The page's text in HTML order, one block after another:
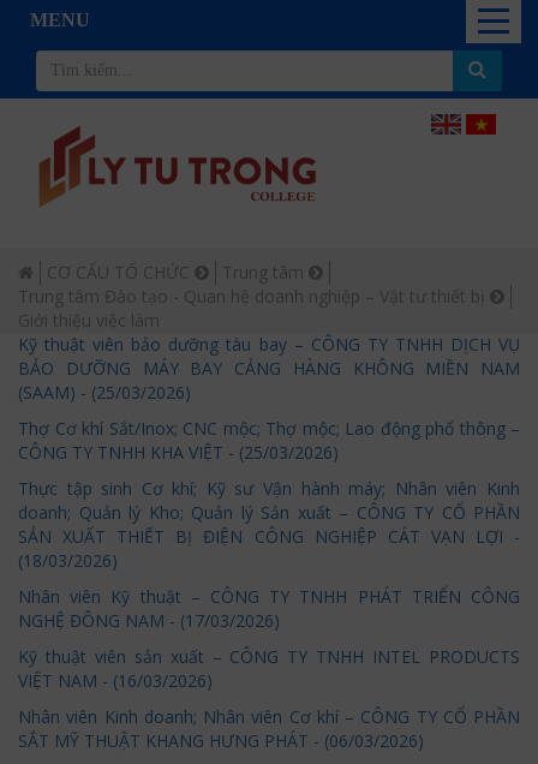
MENU
CƠ CẤU TỔ CHỨC
Trung tâm
Trung tâm Đào tạo - Quan hệ doanh nghiệp – Vật tư thiết bị
Giới thiệu việc làm
Kỹ thuật viên bảo dưỡng tàu bay – CÔNG TY TNHH DỊCH VỤ
BẢO DƯỠNG MÁY BAY CẢNG HÀNG KHÔNG MIỀN NAM
(SAAM) - (25/03/2026)
Thợ Cơ khí Sắt/Inox; CNC mộc; Thợ mộc; Lao động phổ thông –
CÔNG TY TNHH KHA VIỆT - (25/03/2026)
Thực tập sinh Cơ khí; Kỹ sư Vận hành máy; Nhân viên Kinh
doanh; Quản lý Kho; Quản lý Sản xuất – CÔNG TY CỔ PHẦN
SẢN XUẤT THIẾT BỊ ĐIỆN CÔNG NGHIỆP CÁT VẠN LỢI -
(18/03/2026)
Nhân viên Kỹ thuật – CÔNG TY TNHH PHÁT TRIỂN CÔNG
NGHỆ ĐÔNG NAM - (17/03/2026)
Kỹ thuật viên sản xuất – CÔNG TY TNHH INTEL PRODUCTS
VIỆT NAM - (16/03/2026)
Nhân viên Kinh doanh; Nhân viên Cơ khí – CÔNG TY CỔ PHẦN
SẮT MỸ THUẬT KHANG HƯNG PHÁT - (06/03/2026)